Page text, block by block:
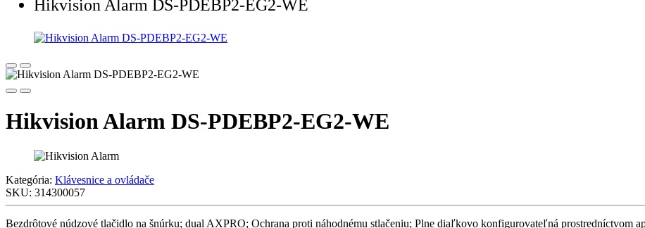
Hikvision Alarm DS-PDEBP2-EG2-WE
Hikvision Alarm DS-PDEBP2-EG2-WE
Kategória: Klávesnice a ovládače
SKU: 314300057
Bezdrôtové núdzové tlačidlo na šnúrku; dual AXPRO; Ochrana proti náhodnému stlačeniu; Plne diaľkovo konfigurovateľná prostredníctvom